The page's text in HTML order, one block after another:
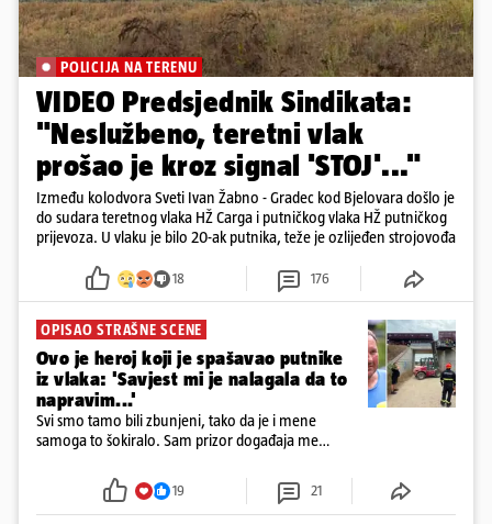
POLICIJA NA TERENU
VIDEO Predsjednik Sindikata:
"Neslužbeno, teretni vlak
prošao je kroz signal 'STOJ'..."
Između kolodvora Sveti Ivan Žabno - Gradec kod Bjelovara došlo je
do sudara teretnog vlaka HŽ Carga i putničkog vlaka HŽ putničkog
prijevoza. U vlaku je bilo 20-ak putnika, teže je ozlijeđen strojovođa
18 176
OPISAO STRAŠNE SCENE
Ovo je heroj koji je spašavao putnike
iz vlaka: 'Savjest mi je nalagala da to
napravim...'
Svi smo tamo bili zbunjeni, tako da je i mene
samoga to šokiralo. Sam prizor događaja me
19 21